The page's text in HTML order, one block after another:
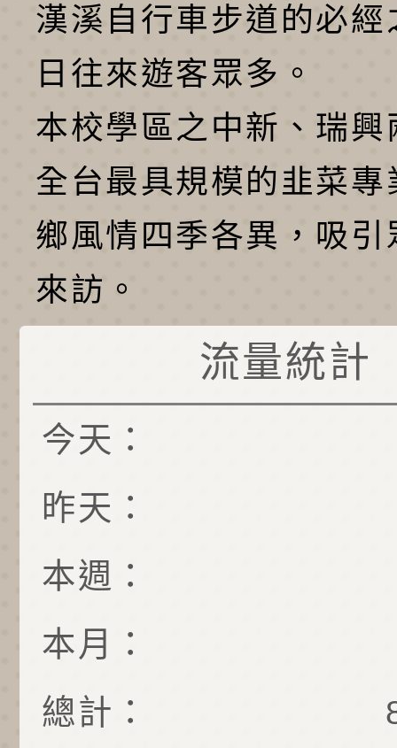
漢溪自行車步道的必經
日往來遊客眾多。
本校學區之中新、瑞興
全台最具規模的韭菜專
鄉風情四季各異，吸引
來訪。
流量統計
今天：
昨天：
本週：
本月：
總計：